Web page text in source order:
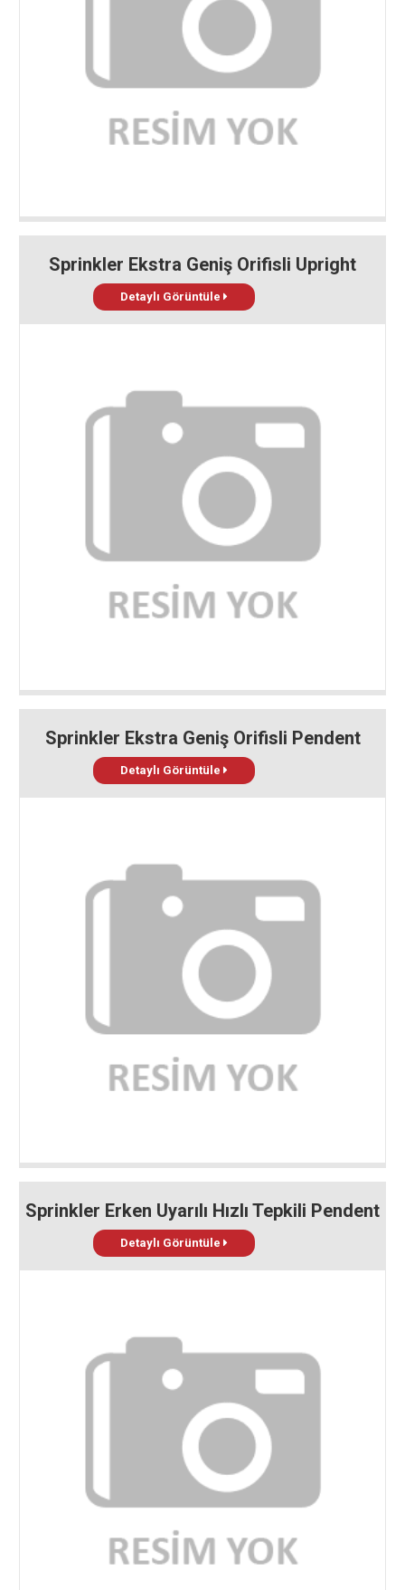
Sprinkler Ekstra Geniş Orifisli Upright
Detaylı Görüntüle
Sprinkler Ekstra Geniş Orifisli Pendent
Detaylı Görüntüle
Sprinkler Erken Uyarılı Hızlı Tepkili Pendent
Detaylı Görüntüle